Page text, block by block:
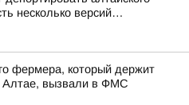
несколько версий…
фермера, который держит
Алтае, вызвали в ФМС